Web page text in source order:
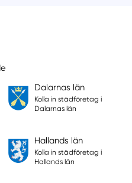
Dalarnas län
Kolla in städföretag i
Dalarnas län
Hallands län
Kolla in städföretag i
Hallands län